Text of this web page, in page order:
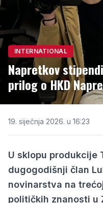
INTERNATIONAL
Napretkov
prilog o HKD
19. siječnja 2026. u 16:23
U sklopu produkcije
dugogodišnji član
novinarstva na
političkih znanosti u